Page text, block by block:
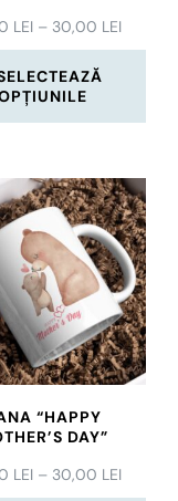
LEI – 30,00 LEI
DE
PÂNĂ
produs
are
mai
multe
variații.
Opțiunile
pot
fi
alese
“HAPPY
DAY”
LEI – 30,00 LEI
DE